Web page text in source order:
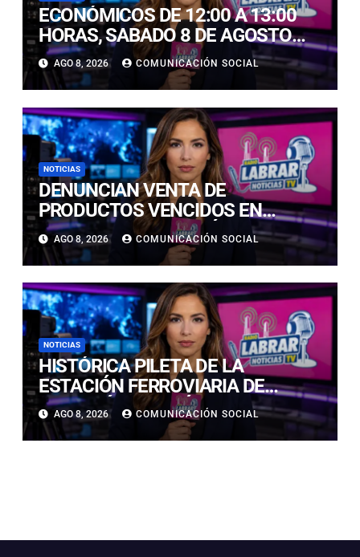
ECONÓMICOS DE 12:00 A 13:00
HORAS, SABADO 8 DE AGOSTO
2026
AGO 8, 2026 COMUNICACIÓN SOCIAL
NOTICIAS
DENUNCIAN VENTA DE
PRODUCTOS VENCIDOS EN
LOCALES DE COPIAPÓ:
FISCALIZACIÓN CONFIRMA
HALLAZGOS
AGO 8, 2026 COMUNICACIÓN SOCIAL
NOTICIAS
HISTÓRICA PILETA DE LA
ESTACIÓN FERROVIARIA DE
COPIAPÓ RESULTÓ GRAVEMENTE
DAÑADA TRAS SER IMPACTADA
POR UN VEHÍCULO
AGO 8, 2026 COMUNICACIÓN SOCIAL